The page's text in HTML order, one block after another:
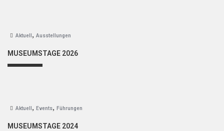
Aktuell , Ausstellungen
MUSEUMSTAGE 2026
Aktuell , Events, Führungen
MUSEUMSTAGE 2024